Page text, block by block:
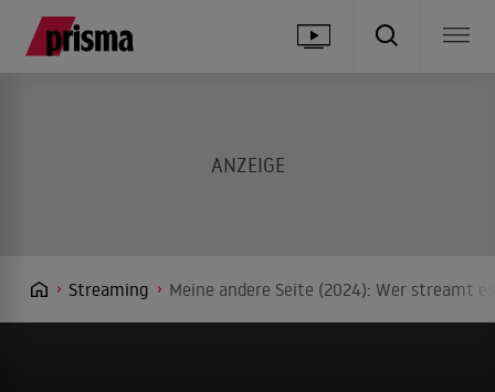
Streaming Meine andere Seite (2024): Wer streamt